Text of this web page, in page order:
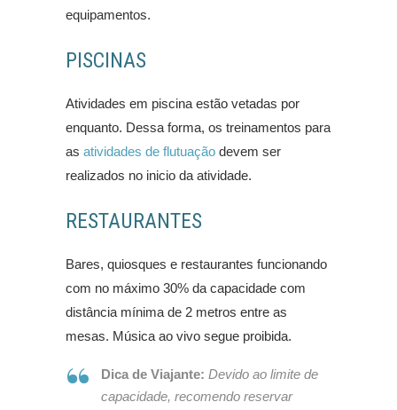
equipamentos.
PISCINAS
Atividades em piscina estão vetadas por
enquanto. Dessa forma, os treinamentos para
as atividades de flutuação devem ser
realizados no inicio da atividade.
RESTAURANTES
Bares, quiosques e restaurantes funcionando
com no máximo 30% da capacidade com
distância mínima de 2 metros entre as
mesas. Música ao vivo segue proibida.
Dica de Viajante: Devido ao limite de
capacidade, recomendo reservar